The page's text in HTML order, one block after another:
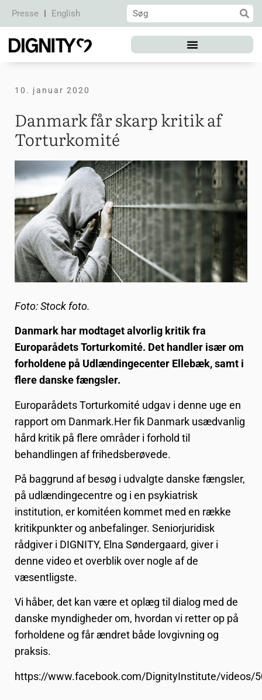
Presse English
10. januar 2020
Danmark får skarp kritik af
Torturkomité
Foto: Stock foto.
Danmark har modtaget alvorlig kritik fra
Europarådets Torturkomité. Det handler især om
forholdene på Udlændingecenter Ellebæk, samt i
flere danske fængsler.
Europarådets Torturkomité udgav i denne uge en
rapport om Danmark.Her fik Danmark usædvanlig
hård kritik på flere områder i forhold til
behandlingen af frihedsberøvede.
På baggrund af besøg i udvalgte danske fængsler,
på udlændingecentre og i en psykiatrisk
institution, er komitéen kommet med en række
kritikpunkter og anbefalinger. Seniorjuridisk
rådgiver i DIGNITY, Elna Søndergaard, giver i
denne video et overblik over nogle af de
væsentligste.
Vi håber, det kan være et oplæg til dialog med de
danske myndigheder om, hvordan vi retter op på
forholdene og får ændret både lovgivning og
praksis.
https://www.facebook.com/DignityInstitute/videos/